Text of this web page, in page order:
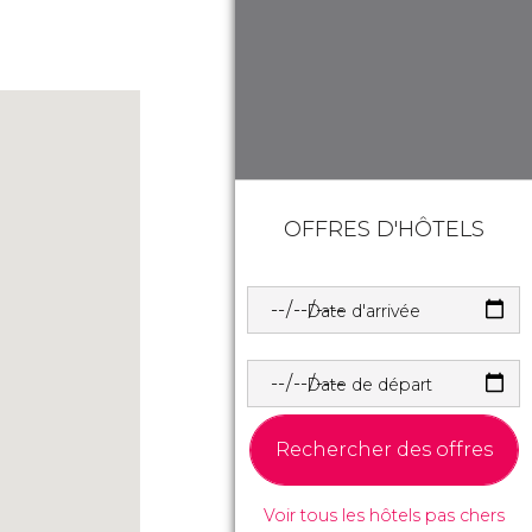
OFFRES D'HÔTELS
Date d'arrivée
Date de départ
Rechercher des offres
Voir tous les hôtels pas chers